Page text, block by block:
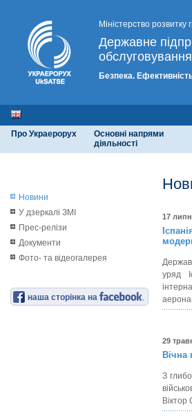
Міністерство розвитку
Державне
Безпека.
Про Украерорух
Основні напрями
діяльності
Новини
У дзеркалі ЗМІ
Прес-релізи
Документи
Фото- та відеогалерея
наша сторінка на
17
уряд
29
З
Віктор